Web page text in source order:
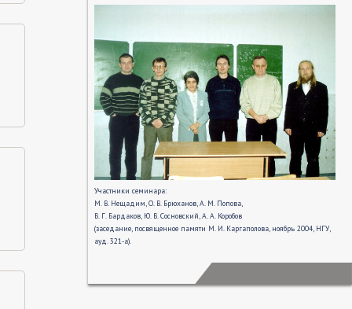
Участники семинара:
М. В. Нещадим, О. В. Брюханов, А. М. Попова,
В. Г. Бардаков, Ю. В. Сосновский, А. А. Коробов
(заседание, посвященное памяти М. И. Каргаполова, ноябрь 2004, НГУ,
ауд. 321-а).